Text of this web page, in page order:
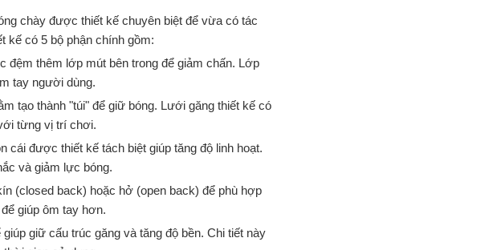
chày được thiết kế chuyên biệt để vừa có tác
kế có 5 bộ phận chính gồm:
thêm lớp mút bên trong để giảm chấn. Lớp
tay người dùng.
tạo thành "túi" để giữ bóng. Lưới găng thiết kế có
từng vị trí chơi.
cái được thiết kế tách biệt giúp tăng độ linh hoạt.
và giảm lực bóng.
(closed back) hoặc hở (open back) để phù hợp
giúp ôm tay hơn.
giữ cấu trúc găng và tăng độ bền. Chi tiết này